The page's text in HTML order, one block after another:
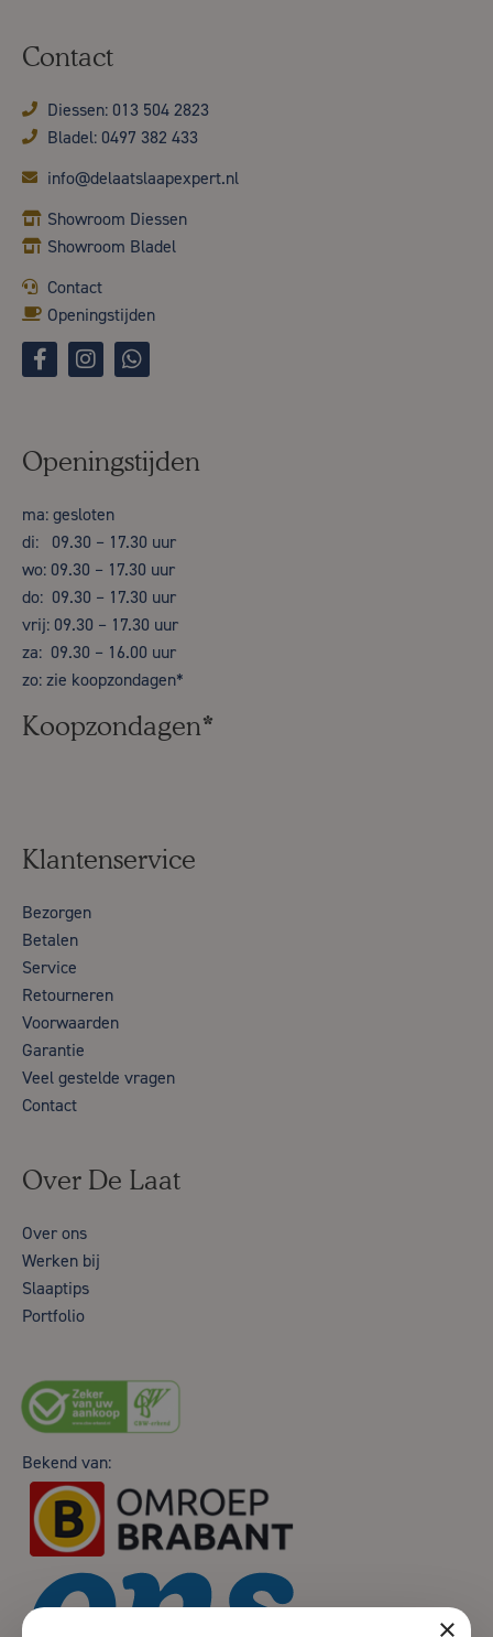
Contact
Diessen: 013 504 2823
Bladel: 0497 382 433
info@delaatslaapexpert.nl
Showroom Diessen
Showroom Bladel
Contact
Openingstijden
Openingstijden
ma: gesloten
di: 09.30 – 17.30 uur
wo: 09.30 – 17.30 uur
do: 09.30 – 17.30 uur
vrij: 09.30 – 17.30 uur
za: 09.30 – 16.00 uur
zo: zie koopzondagen*
Koopzondagen*
Klantenservice
Bezorgen
Betalen
Service
Retourneren
Voorwaarden
Garantie
Veel gestelde vragen
Contact
Over De Laat
Over ons
Werken bij
Slaaptips
Portfolio
Bekend van:
×